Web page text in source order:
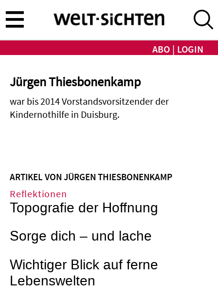
zum
Inhalt
ABO LOGIN
Jürgen Thiesbonenkamp
war bis 2014 Vorstandsvorsitzender der
Kindernothilfe in Duisburg.
ARTIKEL VON JÜRGEN THIESBONENKAMP
Reflektionen
Topografie der Hoffnung
Sorge dich – und lache
Wichtiger Blick auf ferne
Lebenswelten